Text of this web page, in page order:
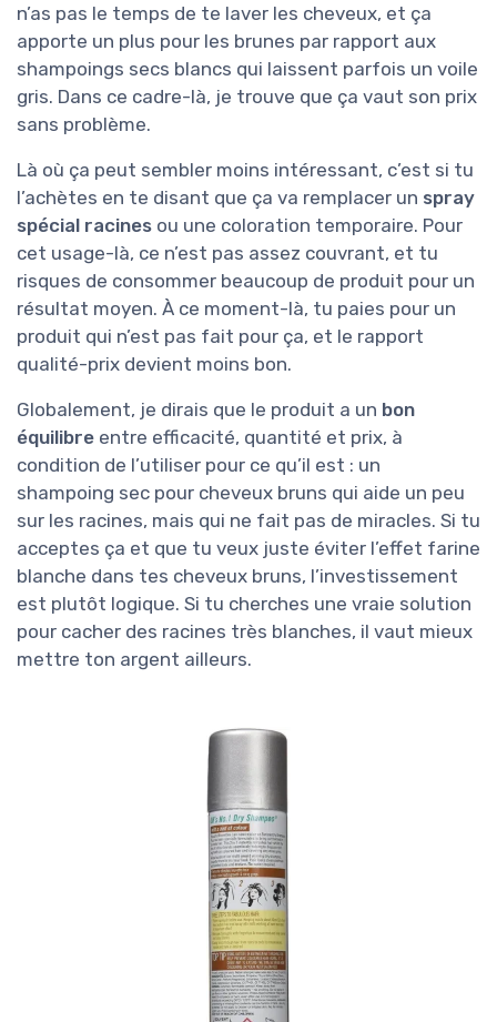
n’as pas le temps de te laver les cheveux, et ça
apporte un plus pour les brunes par rapport aux
shampoings secs blancs qui laissent parfois un voile
gris. Dans ce cadre-là, je trouve que ça vaut son prix
sans problème.
Là où ça peut sembler moins intéressant, c’est si tu
l’achètes en te disant que ça va remplacer un spray
spécial racines ou une coloration temporaire. Pour
cet usage-là, ce n’est pas assez couvrant, et tu
risques de consommer beaucoup de produit pour un
résultat moyen. À ce moment-là, tu paies pour un
produit qui n’est pas fait pour ça, et le rapport
qualité-prix devient moins bon.
Globalement, je dirais que le produit a un bon
équilibre entre efficacité, quantité et prix, à
condition de l’utiliser pour ce qu’il est : un
shampoing sec pour cheveux bruns qui aide un peu
sur les racines, mais qui ne fait pas de miracles. Si tu
acceptes ça et que tu veux juste éviter l’effet farine
blanche dans tes cheveux bruns, l’investissement
est plutôt logique. Si tu cherches une vraie solution
pour cacher des racines très blanches, il vaut mieux
mettre ton argent ailleurs.